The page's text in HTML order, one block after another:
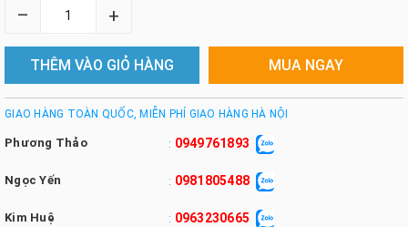
– +
THÊM VÀO GIỎ HÀNG MUA NGAY
GIAO HÀNG TOÀN QUỐC, MIỄN PHÍ GIAO HÀNG HÀ NỘI
Phương Thảo : 0949761893
Ngọc Yến : 0981805488
Kim Huệ : 0963230665